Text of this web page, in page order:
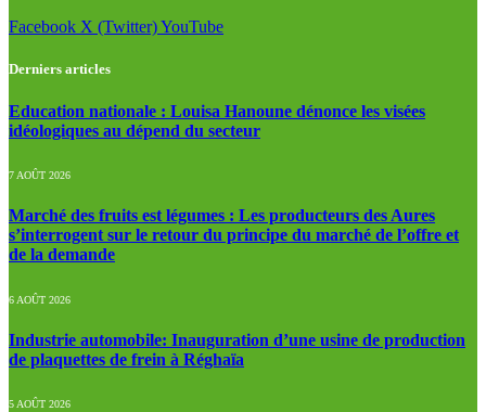
Facebook X (Twitter)YouTube
Derniers articles
Education nationale : Louisa Hanoune dénonce les visées
idéologiques au dépend du secteur
7 AOÛT 2026
Marché des fruits est légumes : Les producteurs des Aures
s’interrogent sur le retour du principe du marché de l’offre et
de la demande
6 AOÛT 2026
Industrie automobile: Inauguration d’une usine de production
de plaquettes de frein à Réghaïa
5 AOÛT 2026